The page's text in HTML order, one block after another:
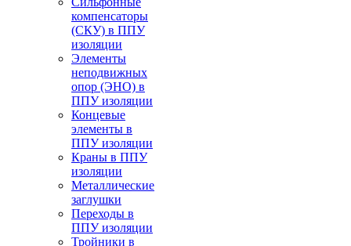
компенсаторы
(СКУ) в ППУ
изоляции
Элементы
неподвижных
опор (ЭНО) в
ППУ изоляции
Концевые
элементы в
ППУ изоляции
Краны в ППУ
изоляции
Металлические
заглушки
Переходы в
ППУ изоляции
Тройники в